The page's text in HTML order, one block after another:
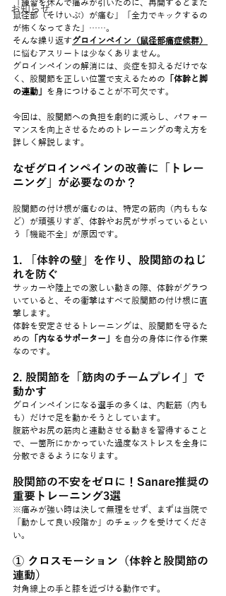
お知らせ
「練習を休んで痛みが引いたのに、再開するとまた
鼠径部（そけいぶ）が痛む」「全力でキックするの
が怖くなってきた」……。
そんな繰り返すグロインペイン（鼠径部痛症候群）
に悩むアスリートは少なくありません。
グロインペインの解消には、炎症を抑えるだけでな
く、股関節を正しい位置で支えるための 「体幹と脚
の連動」 を身につけることが不可欠です。
今回は、股関節への負担を劇的に減らし、パフォー
マンスを向上させるためのトレーニングの考え方を
詳しく解説します。
なぜグロインペインの改善に「トレー
ニング」が必要なのか？
股関節の付け根が痛むのは、特定の筋肉（内ももな
ど）が頑張りすぎ、体幹やお尻がサボっているとい
う「機能不全」が原因です。
1. 「体幹の壁」を作り、股関節のねじ
れを防ぐ
サッカーや陸上での激しい動きの際、体幹がグラつ
いていると、その衝撃はすべて股関節の付け根に直
撃します。
体幹を安定させるトレーニングは、股関節を守るた
めの 「内なるサポーター」 を自分の身体に作る作業
なのです。
2. 股関節を「筋肉のチームプレイ」で
動かす
グロインペインになる選手の多くは、内転筋（内も
も）だけで足を動かそうとしています。
腹筋やお尻の筋肉と連動させる動きを習得すること
で、一箇所にかかっていた過度なストレスを全身に
分散できるようになります。
股関節の不安をゼロに！Sanare推奨の
重要トレーニング3選
※痛みが強い時は決して無理をせず、まずは当院で
「動かして良い段階か」のチェックを受けてくださ
い。
① クロスモーション（体幹と股関節の
連動）
対角線上の手と膝を近づける動作です。